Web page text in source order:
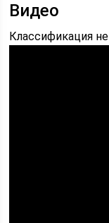
Видео
Классификация